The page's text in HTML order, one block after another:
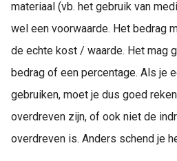
materiaal (vb. het gebruik van
wel een voorwaarde. Het bedrag
de echte kost / waarde. Het mag
bedrag of een percentage. Als je
gebruiken, moet je dus goed
overdreven zijn, of ook niet de
overdreven is. Anders schend je